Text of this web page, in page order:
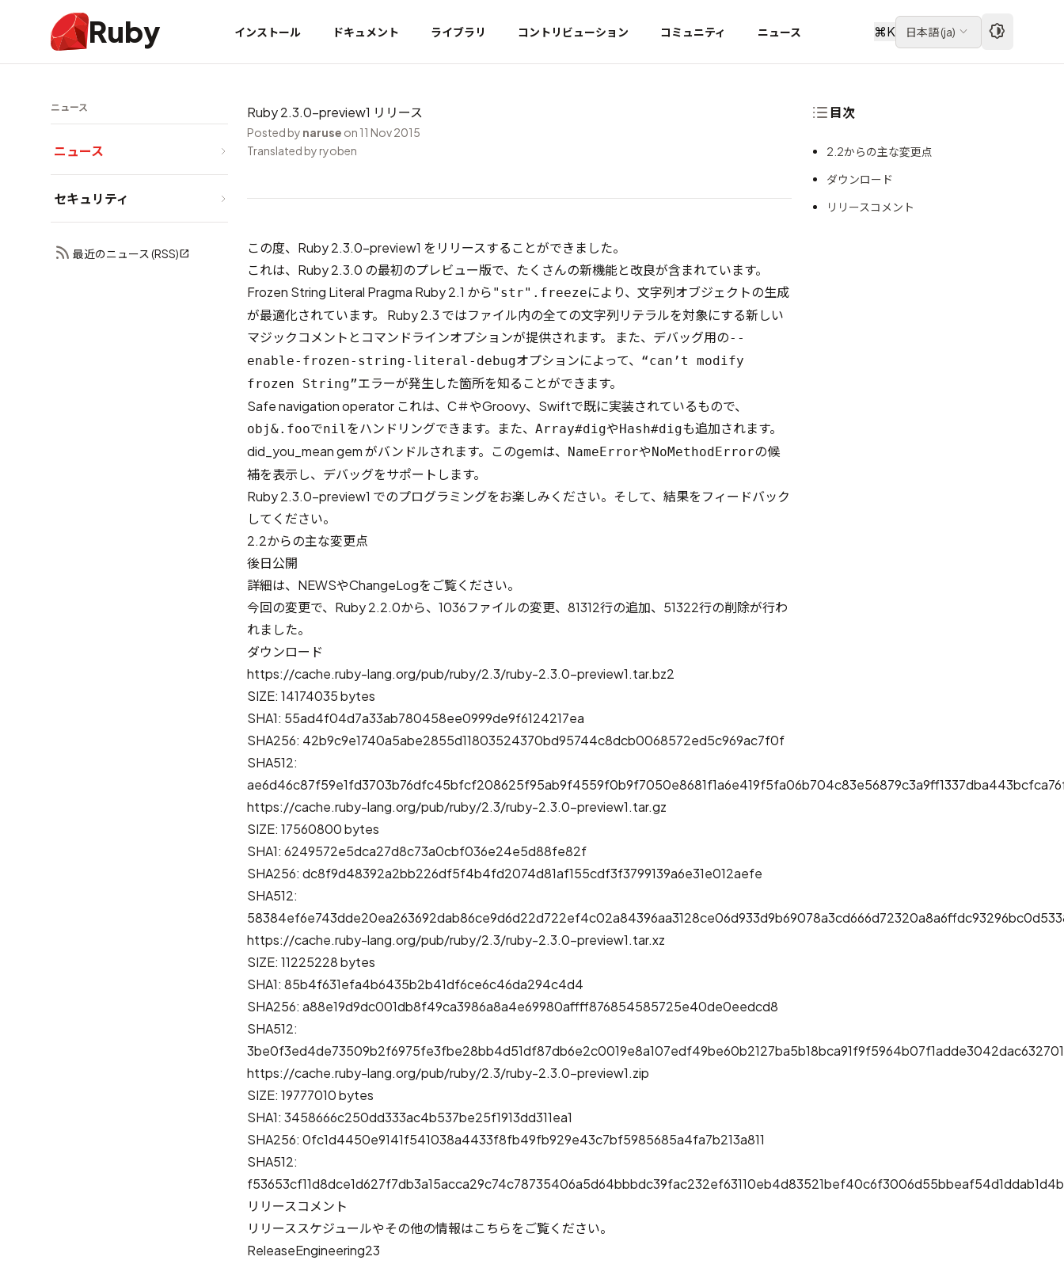
Ruby インストール ドキュメント ライブラリ コントリビューション コミュニティ ニュース ⌘K 日本語(ja)
ニュース
ニュース
セキュリティ
最近のニュース (RSS)
Ruby 2.3.0-preview1 リリース
Posted by naruse on 11 Nov 2015
Translated by ryoben
この度、Ruby 2.3.0-preview1 をリリースすることができました。
これは、Ruby 2.3.0 の最初のプレビュー版で、たくさんの新機能と改良が含まれています。
Frozen String Literal Pragma Ruby 2.1 から "str".freezeにより、文字列オブジェクトの生成
が最適化されています。 Ruby 2.3 ではファイル内の全ての文字列リテラルを対象にする新しい
マジックコメントとコマンドラインオプションが提供されます。 また、デバッグ用の--
enable-frozen-string-literal-debugオプションによって、
“can’t modify
frozen String”エラーが発生した箇所を知ることができます。
Safe navigation operator これは、C＃やGroovy、Swiftで既に実装されているもので、
obj&.fooでnilをハンドリングできます。また、 Array#digやHash#digも追加されます。
did_you_mean gem がバンドルされます。このgemは、 NameErrorやNoMethodErrorの候
補を表示し、デバッグをサポートします。
Ruby 2.3.0-preview1 でのプログラミングをお楽しみください。そして、結果をフィードバック
してください。
2.2からの主な変更点
後日公開
詳細は、 NEWSやChangeLogをご覧ください。
今回の変更で、Ruby 2.2.0から、1036ファイルの変更、81312行の追加、51322行の削除が行わ
れました。
ダウンロード
https://cache.ruby-lang.org/pub/ruby/2.3/ruby-2.3.0-preview1.tar.bz2
SIZE: 14174035 bytes
SHA1: 55ad4f04d7a33ab780458ee0999de9f6124217ea
SHA256: 42b9c9e1740a5abe2855d11803524370bd95744c8dcb0068572ed5c969ac7f0f
SHA512:
https://cache.ruby-lang.org/pub/ruby/2.3/ruby-2.3.0-preview1.tar.gz
SIZE: 17560800 bytes
SHA1: 6249572e5dca27d8c73a0cbf036e24e5d88fe82f
SHA256: dc8f9d48392a2bb226df5f4b4fd2074d81af155cdf3f3799139a6e31e012aefe
SHA512:
https://cache.ruby-lang.org/pub/ruby/2.3/ruby-2.3.0-preview1.tar.xz
SIZE: 11225228 bytes
SHA1: 85b4f631efa4b6435b2b41df6ce6c46da294c4d4
SHA256: a88e19d9dc001db8f49ca3986a8a4e69980affff876854585725e40de0eedcd8
SHA512:
https://cache.ruby-lang.org/pub/ruby/2.3/ruby-2.3.0-preview1.zip
SIZE: 19777010 bytes
SHA1: 3458666c250dd333ac4b537be25f1913dd311ea1
SHA256: 0fc1d4450e9141f541038a4433f8fb49fb929e43c7bf5985685a4fa7b213a811
SHA512:
リリースコメント
リリーススケジュールやその他の情報はこちらをご覧ください。
ReleaseEngineering23
目次
2.2からの主な変更点
ダウンロード
リリースコメント